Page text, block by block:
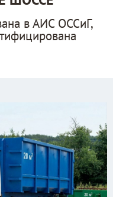
в АИС ОССиГ,